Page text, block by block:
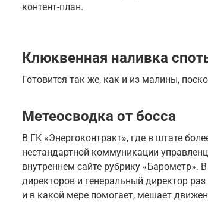
контент-план.
Клюквенная наливка
Готовится так же, как и из малины,
Метеосводка от босса
В ГК «Энергоконтракт», где в штате
нестандартной коммуникации
внутреннем сайте рубрику «Барометр».
директоров и генеральный директор
и в какой мере помогает, мешает